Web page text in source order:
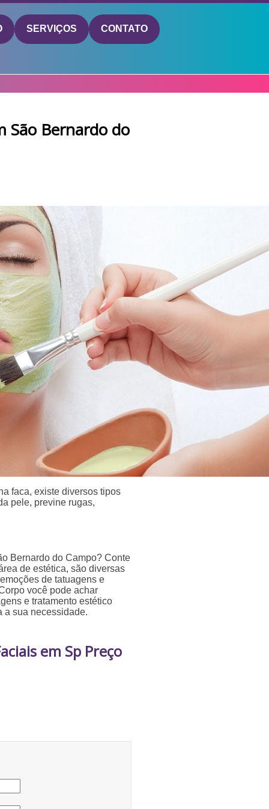
SERVIÇOS CONTATO
São Bernardo do
faca, existe diversos tipos
pele, previne rugas,
Bernardo do Campo? Conte
de estética, são diversas
de tatuagens e
você pode achar
e tratamento estético
a sua necessidade.
em Sp Preço